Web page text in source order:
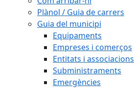
Plànol / Guia de carrers
Guia del municipi
Equipaments
Empreses i comerços
Entitats i associacions
Subministraments
Emergències